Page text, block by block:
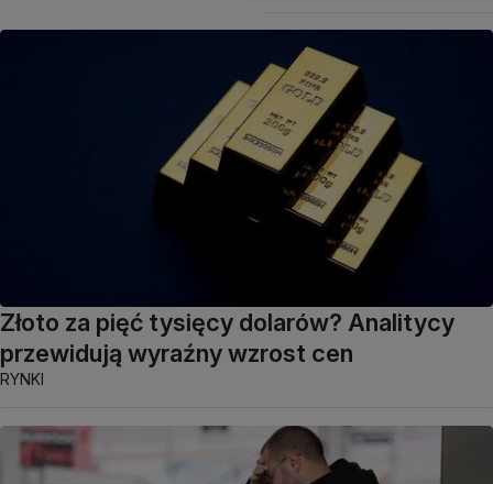
Złoto za pięć tysięcy dolarów? Analitycy
przewidują wyraźny wzrost cen
RYNKI